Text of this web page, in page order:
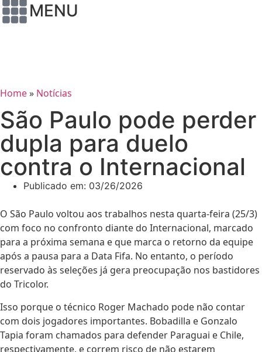
MENU
Home» Notícias
São Paulo pode perder
dupla para duelo
contra o Internacional
Publicado em: 03/26/2026
O São Paulo voltou aos trabalhos nesta quarta-feira (25/3)
com foco no confronto diante do Internacional, marcado
para a próxima semana e que marca o retorno da equipe
após a pausa para a Data Fifa. No entanto, o período
reservado às seleções já gera preocupação nos bastidores
do Tricolor.
Isso porque o técnico Roger Machado pode não contar
com dois jogadores importantes. Bobadilla e Gonzalo
Tapia foram chamados para defender Paraguai e Chile,
respectivamente, e correm risco de não estarem